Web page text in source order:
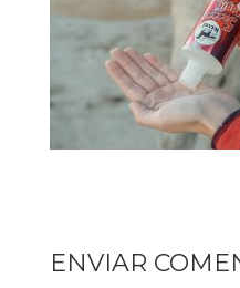
ENVIAR